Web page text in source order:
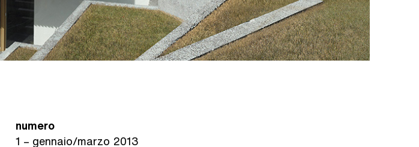
numero
1 – gennaio/marzo 2013